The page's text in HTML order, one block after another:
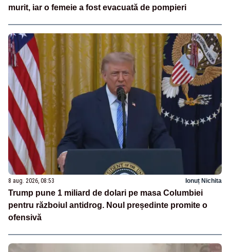
murit, iar o femeie a fost evacuată de pompieri
8 aug. 2026, 08:53 Ionuț Nichita
Trump pune 1 miliard de dolari pe masa Columbiei
pentru războiul antidrog. Noul președinte promite o
ofensivă